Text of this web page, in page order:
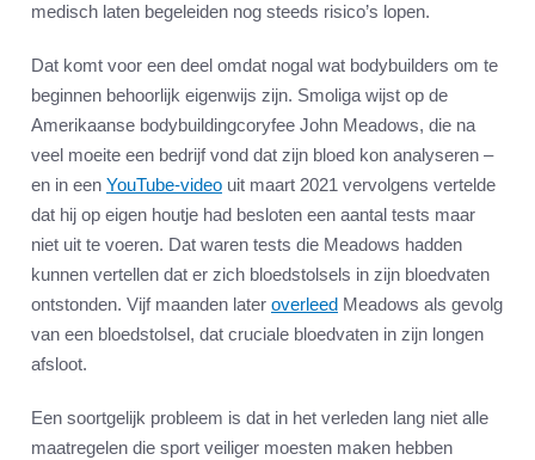
medisch laten begeleiden nog steeds risico’s lopen.
Dat komt voor een deel omdat nogal wat bodybuilders om te
beginnen behoorlijk eigenwijs zijn. Smoliga wijst op de
Amerikaanse bodybuildingcoryfee John Meadows, die na
veel moeite een bedrijf vond dat zijn bloed kon analyseren –
en in een YouTube-video uit maart 2021 vervolgens vertelde
dat hij op eigen houtje had besloten een aantal tests maar
niet uit te voeren. Dat waren tests die Meadows hadden
kunnen vertellen dat er zich bloedstolsels in zijn bloedvaten
ontstonden. Vijf maanden later overleed Meadows als gevolg
van een bloedstolsel, dat cruciale bloedvaten in zijn longen
afsloot.
Een soortgelijk probleem is dat in het verleden lang niet alle
maatregelen die sport veiliger moesten maken hebben